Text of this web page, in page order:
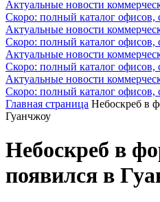
Актуальные новости
Скоро: полный каталог офисов,
Актуальные новости
Скоро: полный каталог офисов,
Актуальные новости
Скоро: полный каталог офисов,
Актуальные новости
Скоро: полный каталог офисов,
Главная страница Небоскреб в
Гуанчжоу
Небоскреб в
появился в